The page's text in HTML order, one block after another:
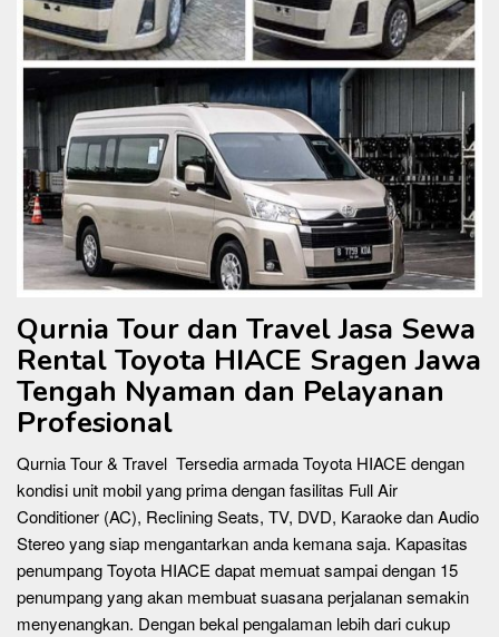
Qurnia Tour dan Travel Jasa Sewa
Rental Toyota HIACE Sragen Jawa
Tengah Nyaman dan Pelayanan
Profesional
Qurnia Tour & Travel Tersedia armada Toyota HIACE dengan
kondisi unit mobil yang prima dengan fasilitas Full Air
Conditioner (AC), Reclining Seats, TV, DVD, Karaoke dan Audio
Stereo yang siap mengantarkan anda kemana saja. Kapasitas
penumpang Toyota HIACE dapat memuat sampai dengan 15
penumpang yang akan membuat suasana perjalanan semakin
menyenangkan. Dengan bekal pengalaman lebih dari cukup